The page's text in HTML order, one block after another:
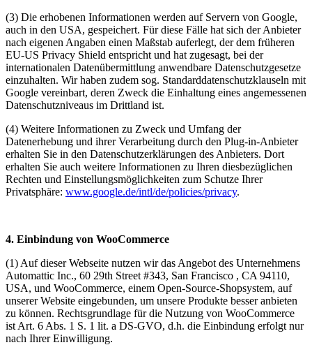
(3) Die erhobenen Informationen werden auf Servern von Google,
auch in den USA, gespeichert. Für diese Fälle hat sich der Anbieter
nach eigenen Angaben einen Maßstab auferlegt, der dem früheren
EU-US Privacy Shield entspricht und hat zugesagt, bei der
internationalen Datenübermittlung anwendbare Datenschutzgesetze
einzuhalten. Wir haben zudem sog. Standarddatenschutzklauseln mit
Google vereinbart, deren Zweck die Einhaltung eines angemessenen
Datenschutzniveaus im Drittland ist.
(4) Weitere Informationen zu Zweck und Umfang der
Datenerhebung und ihrer Verarbeitung durch den Plug-in-Anbieter
erhalten Sie in den Datenschutzerklärungen des Anbieters. Dort
erhalten Sie auch weitere Informationen zu Ihren diesbezüglichen
Rechten und Einstellungsmöglichkeiten zum Schutze Ihrer
Privatsphäre: www.google.de/intl/de/policies/privacy.
4. Einbindung von WooCommerce
(1) Auf dieser Webseite nutzen wir das Angebot des Unternehmens
Automattic Inc., 60 29th Street #343, San Francisco , CA 94110,
USA, und WooCommerce, einem Open-Source-Shopsystem, auf
unserer Website eingebunden, um unsere Produkte besser anbieten
zu können. Rechtsgrundlage für die Nutzung von WooCommerce
ist Art. 6 Abs. 1 S. 1 lit. a DS-GVO, d.h. die Einbindung erfolgt nur
nach Ihrer Einwilligung.